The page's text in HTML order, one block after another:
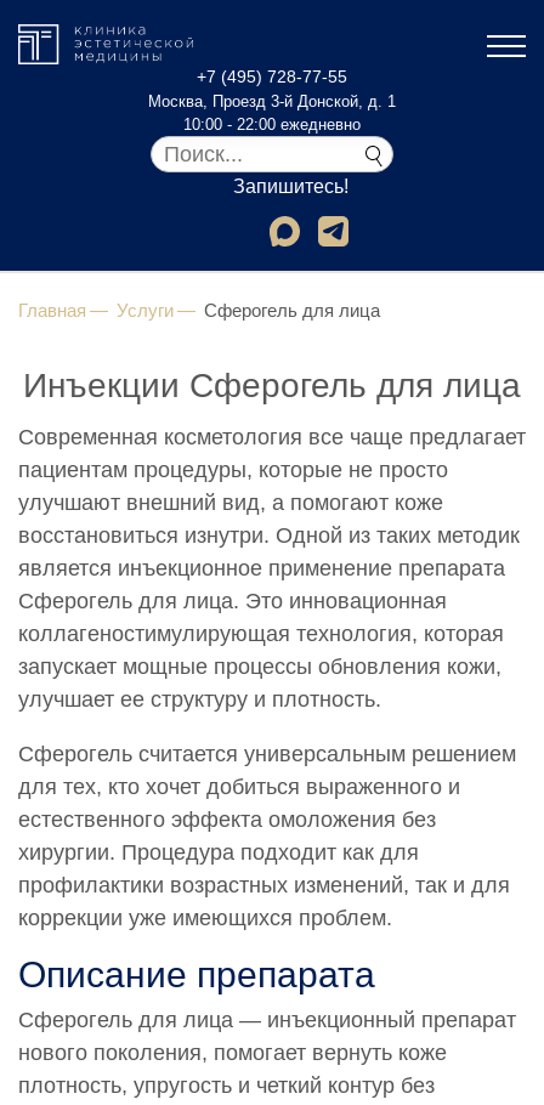
+7 (495) 728-77-55
Москва, Проезд 3-й Донской, д. 1
10:00 - 22:00 ежедневно
Запишитесь!
Главная Услуги Сферогель для лица
Инъекции Сферогель для лица
Современная косметология все чаще предлагает
пациентам процедуры, которые не просто
улучшают внешний вид, а помогают коже
восстановиться изнутри. Одной из таких методик
является инъекционное применение препарата
Сферогель для лица. Это инновационная
коллагеностимулирующая технология, которая
запускает мощные процессы обновления кожи,
улучшает ее структуру и плотность.
Сферогель считается универсальным решением
для тех, кто хочет добиться выраженного и
естественного эффекта омоложения без
хирургии. Процедура подходит как для
профилактики возрастных изменений, так и для
коррекции уже имеющихся проблем.
Описание препарата
Сферогель для лица — инъекционный препарат
нового поколения, помогает вернуть коже
плотность, упругость и четкий контур без